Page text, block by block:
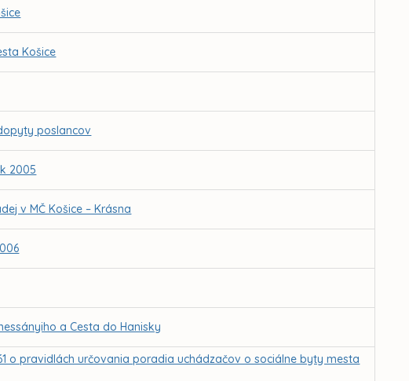
Košice
poslancov
2005
v MČ Košice – Krásna
a Cesta do Hanisky
o pravidlách určovania poradia uchádzačov o sociálne byty mesta